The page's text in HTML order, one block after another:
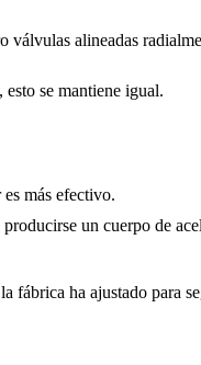
alineadas
se mantiene igual.
más efectivo.
un cuerpo de
fábrica ha ajustado para